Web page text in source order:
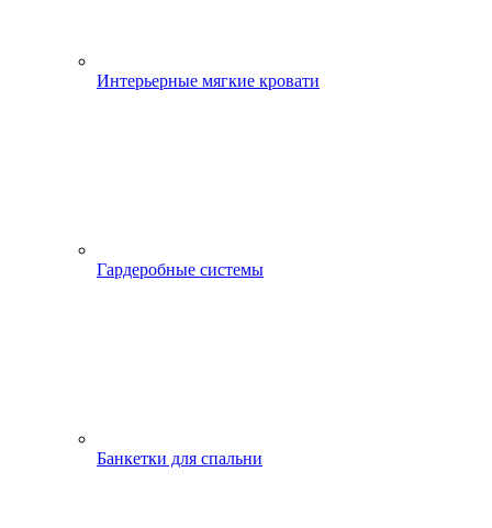
Интерьерные мягкие кровати
Гардеробные системы
Банкетки для спальни